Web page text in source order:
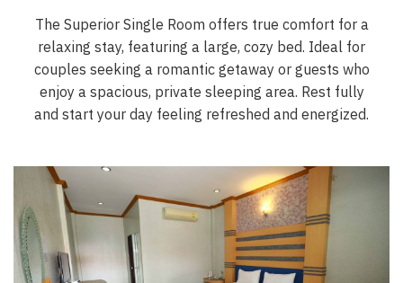
The Superior Single Room offers true comfort for a
relaxing stay, featuring a large, cozy bed. Ideal for
couples seeking a romantic getaway or guests who
enjoy a spacious, private sleeping area. Rest fully
and start your day feeling refreshed and energized.